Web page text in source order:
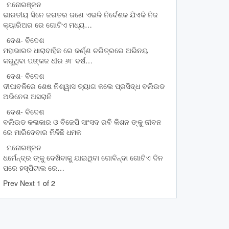
ମନୋରଞ୍ଜନ
ଭାରତୀୟ ସିନେ ଜଗତର ଜଣେ ଏଭଳି ନିର୍ଦେଶକ ଯିଏକି ନିଜ
କ୍ୟାରିଅର ରେ ଗୋଟିଏ ମଧ୍ୟ…
ଦେଶ- ବିଦେଶ
ମହାଭାରତ ଧାରାବାହିକ ରେ କର୍ଣ୍ଣ ଚରିତ୍ରରେ ଅଭିନୟ
କରୁଥିବା ପଙ୍କଜ ଧୀର ୬୮ ବର୍ଷ…
ଦେଶ- ବିଦେଶ
ଦୀପାବଳିରେ ଶେଷ ନିଶ୍ୱାସ ତ୍ୟାଗ କଲେ ପ୍ରସିଦ୍ଧ ବଲିଉଡ
ଅଭିନେତା ଅସରାନି
ଦେଶ- ବିଦେଶ
ବଲିଉଡ କଳାକାର ଓ ବିଜେପି ସାଂସଦ ରବି କିଶନ ଙ୍କୁ ଜୀବନ
ରେ ମାରିଦେବାର ମିଳିଛି ଧମକ
ମନୋରଞ୍ଜନ
ଧର୍ମେନ୍ଦ୍ର ଙ୍କୁ ଦେଖିବାକୁ ଯାଇଥିବା ଗୋବିନ୍ଦା ଗୋଟିଏ ଦିନ
ପରେ ହସ୍ପିଟାଲ ରେ…
Prev Next 1 of 2